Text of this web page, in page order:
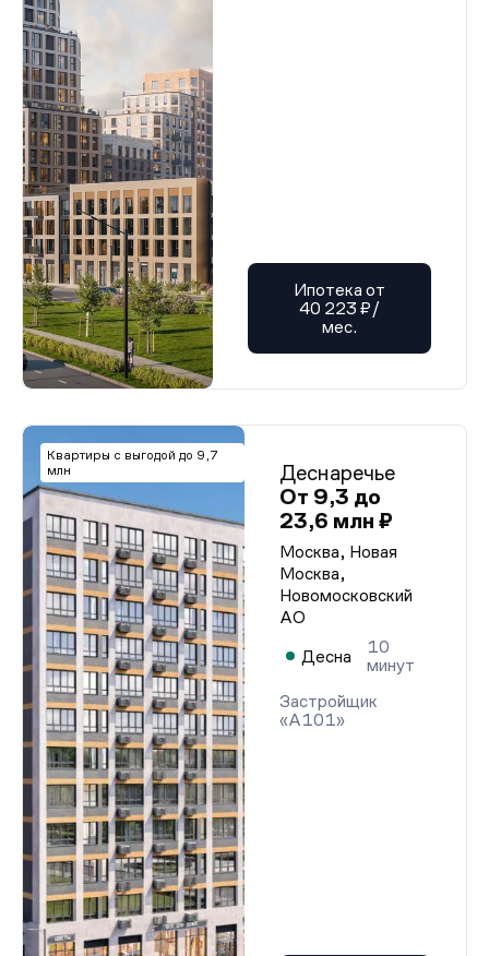
Ипотека от
40 223 ₽/
мес.
Квартиры с выгодой до 9,7
млн
Деснаречье
От 9,3 до
23,6 млн ₽
Москва, Новая
Москва,
Новомосковский
АО
Десна
10
минут
Застройщик
«А101»